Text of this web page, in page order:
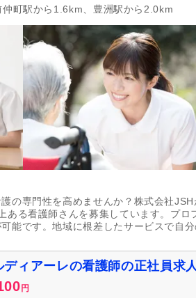
町駅から1.6km、豊洲駅から2.0km
の専門性を高めませんか？株式会社
ある看護師さんを募集しています。プ
能です。地域に根差したサービスで自
ィアーレの看護師の正社員求
円